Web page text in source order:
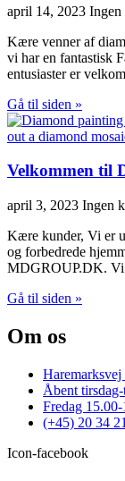
april 14, 2023 Ingen
Kære venner af
vi har en fantastisk
entusiaster er
Gå til siden »
Velkommen til
april 3, 2023 Ingen
Kære kunder, Vi er
og forbedrede
MDGROUP.DK. Vi
Gå til siden »
Om os
Åbent
Fredag
(+45) 20 34
Icon-facebook